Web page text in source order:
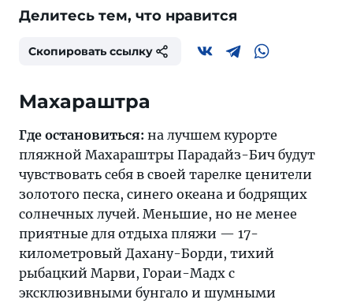
Делитесь тем, что нравится
Скопировать ссылку
Махараштра
Где остановиться: на лучшем курорте
пляжной Махараштры Парадайз-Бич будут
чувствовать себя в своей тарелке ценители
золотого песка, синего океана и бодрящих
солнечных лучей. Меньшие, но не менее
приятные для отдыха пляжи — 17-
километровый Дахану-Борди, тихий
рыбацкий Марви, Гораи-Мадх с
эксклюзивными бунгало и шумными